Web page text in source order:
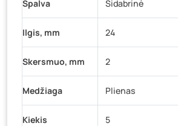
Spalva Sidabrinė
Ilgis, mm 24
Skersmuo, mm 2
Medžiaga Plienas
Kiekis
5